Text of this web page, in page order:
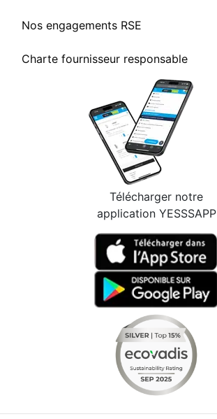
Nos engagements RSE
Charte fournisseur responsable
Télécharger notre
application YESSSAPP